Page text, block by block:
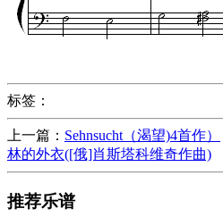
标签：
上一篇： Sehnsucht（渴望)4首作）
林的外衣([俄]肖斯塔科维奇作曲)
推荐乐谱